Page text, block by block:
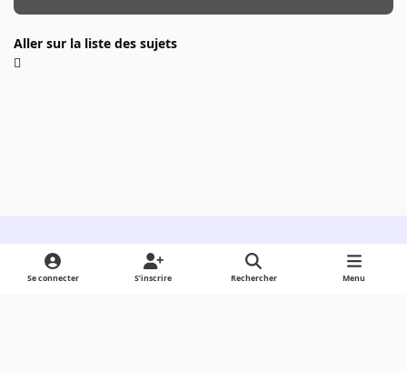
Aller sur la liste des sujets
Light ModeDark ModeSystem Preference
Se connecter S’inscrire Rechercher Menu